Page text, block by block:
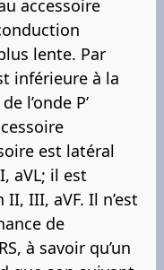
accessoire
lente. Par
inférieure à la
l’onde P’
est latéral
aVL; il est
III, aVF. Il n’est
de
à savoir qu’un